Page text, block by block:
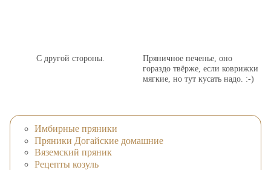
С другой стороны.
Пряничное печенье, оно
гораздо твёрже, если коврижки
мягкие, но тут кусать надо. :-)
Имбирные пряники
Пряники Догайские домашние
Вяземский пряник
Рецепты козуль